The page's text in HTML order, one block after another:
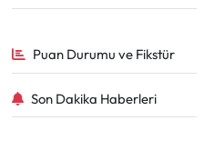
Puan Durumu ve Fikstür
Son Dakika Haberleri